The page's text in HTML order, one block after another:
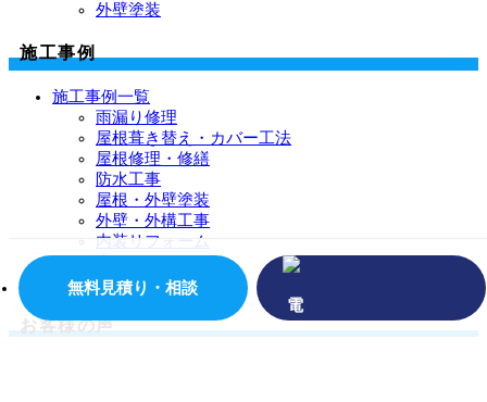
無料見積り・相談
外壁塗装
施工事例
施工事例一覧
雨漏り修理
屋根葺き替え・カバー工法
屋根修理・修繕
防水工事
屋根・外壁塗装
外壁・外構工事
内装リフォーム
その他
お客様の声